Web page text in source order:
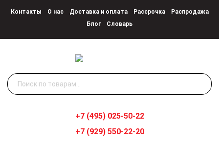
Контакты О нас Доставка и оплата Рассрочка
Распродажа
Блог
Словарь
Искать:
+7 (495) 025-50-22
+7 (929) 550-22-20